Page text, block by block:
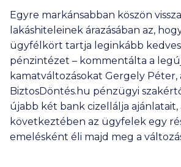
Egyre markánsabban köszön
lakáshiteleinek árazásában az,
ügyfélkört tartja leginkább
pénzintézet – kommentálta a
kamatváltozásokat Gergely Péter,
BiztosDöntés.hu pénzügyi
újabb két bank cizellálja
következtében az ügyfelek egy
emelésként éli majd meg a